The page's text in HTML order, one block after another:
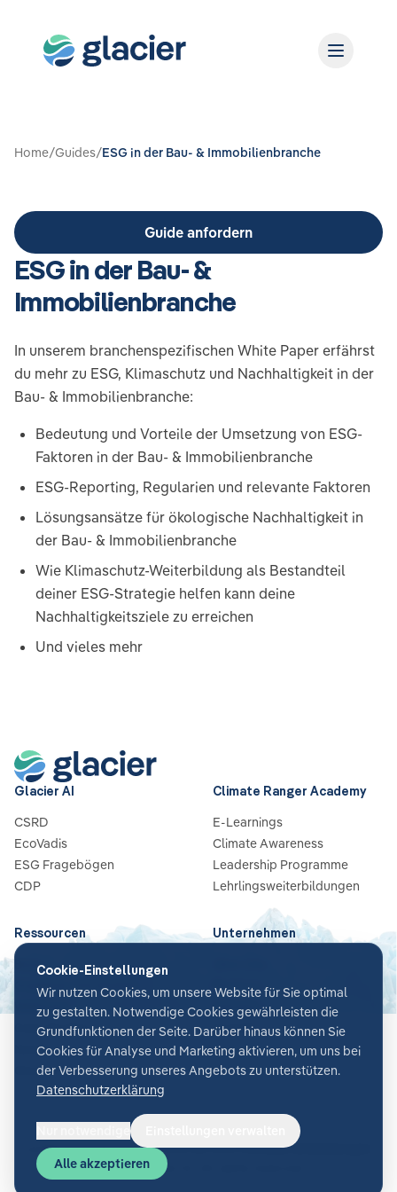
Home/Guides/ESG in der Bau- & Immobilienbranche
Guide anfordern
ESG in der Bau- &
Immobilienbranche
In unserem branchenspezifischen White Paper erfährst
du mehr zu ESG, Klimaschutz und Nachhaltigkeit in der
Bau- & Immobilienbranche:
Bedeutung und Vorteile der Umsetzung von ESG-
Faktoren in der Bau- & Immobilienbranche
ESG-Reporting, Regularien und relevante Faktoren
Lösungsansätze für ökologische Nachhaltigkeit in
der Bau- & Immobilienbranche
Wie Klimaschutz-Weiterbildung als Bestandteil
deiner ESG-Strategie helfen kann deine
Nachhaltigkeitsziele zu erreichen
Und vieles mehr
Glacier AI
CSRD
EcoVadis
ESG Fragebögen
CDP
Climate Ranger Academy
E-Learnings
Climate Awareness
Leadership Programme
Lehrlingsweiterbildungen
Ressourcen
Blog
Guides & Checklisten
Webinare
Case Studies
News
Glossar
Unternehmen
Partners
Karriere
Kontakt
AGBDatenschutzSicherheitImpressumCookie-Einstellungen
©2026Glacier AI
Cookie-Einstellungen
Wir nutzen Cookies, um unsere Website für Sie optimal
zu gestalten. Notwendige Cookies gewährleisten die
Grundfunktionen der Seite. Darüber hinaus können Sie
Cookies für Analyse und Marketing aktivieren, um uns bei
der Verbesserung unseres Angebots zu unterstützen.
Datenschutzerklärung
Alle akzeptieren